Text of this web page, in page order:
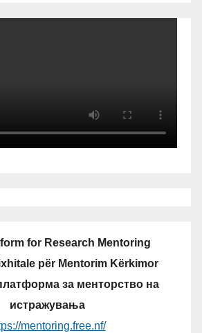
for Research Mentoring
për Mentorim Kërkimor
за менторство на
истражувања
mentoring.free.nf/